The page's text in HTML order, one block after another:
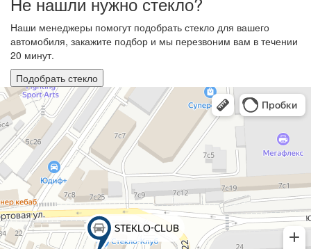
Наши менеджеры помогут подобрать стекло для вашего
автомобиля, закажите подбор и мы перезвоним вам в течении
20 минут.
Подобрать стекло